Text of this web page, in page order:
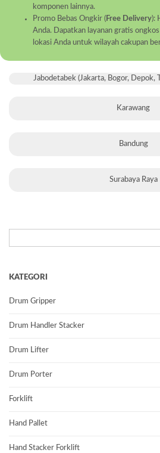
komponen lainnya.
Promo Bebas Ongkir (Free Delivery):
Anda. Dapatkan layanan gratis
lokasi Anda untuk wilayah cakupan
Jabodetabek (Jakarta, Bogor, Depok,
Karawang
Bandung
Surabaya Raya
KATEGORI
Drum Gripper
Drum Handler Stacker
Drum Lifter
Drum Porter
Forklift
Hand Pallet
Hand Stacker Forklift